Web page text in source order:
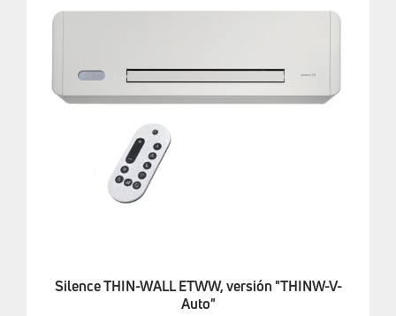
Silence THIN-WALL ETWW, versión "THINW-V-
Auto"